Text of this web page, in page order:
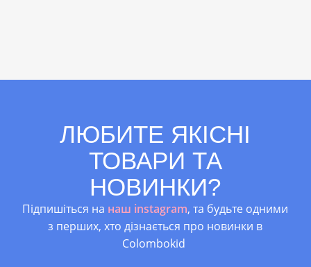
ЛЮБИТЕ ЯКІСНІ
ТОВАРИ ТА
НОВИНКИ?
Підпишіться на наш instagram, та будьте одними
з перших, хто дізнається про новинки в
Colombokid